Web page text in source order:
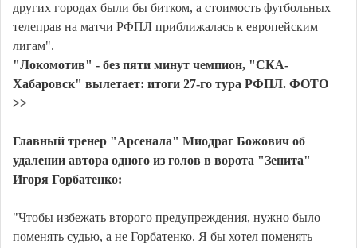
других городах были бы битком, а стоимость футбольных
телеправ на матчи РФПЛ приближалась к европейским
лигам".
"Локомотив" - без пяти минут чемпион, "СКА-
Хабаровск" вылетает: итоги 27-го тура РФПЛ. ФОТО
>>
Главный тренер "Арсенала" Миодраг Божович об
удалении автора одного из голов в ворота "Зенита"
Игоря Горбатенко:
"Чтобы избежать второго предупреждения, нужно было
поменять судью, а не Горбатенко. Я бы хотел поменять